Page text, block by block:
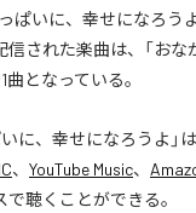
ぱいに、幸せになろう
信された楽曲は、「お
曲となっている。
に、幸せになろうよ 」
、 YouTube Music、
聴くことができる。